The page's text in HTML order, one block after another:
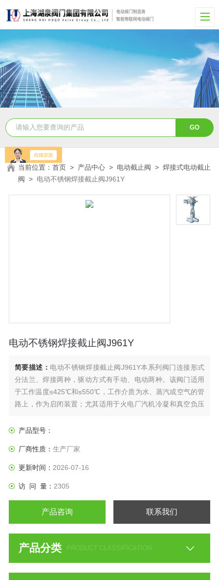
当前位置：首页 > 产品中心 > 电动截止阀 >焊接式电动截止
阀 > 电动不锈钢焊接截止阀J961Y
电动不锈钢焊接截止阀J961Y
简要描述： 电动不锈钢焊接截止阀J961Y本系列阀门连接形式
分法兰、焊接两种，驱动方式有手动、电动两种。该阀门适用
于工作温度≤425℃和≤550℃，工作介质为水、蒸汽或空气的管
路上，作为启闭装置；尤其适用于火电厂汽机冷凝和真空负压
用寿命长。密封面运动磨擦力小、启闭轻便，而且密封面磨损
产品型号：
厂商性质： 生产厂家
更新时间： 2026-07-16
访 问 量： 2305
产品咨询 联系我们
产品分类 PRODUCT CLASSIFICATION